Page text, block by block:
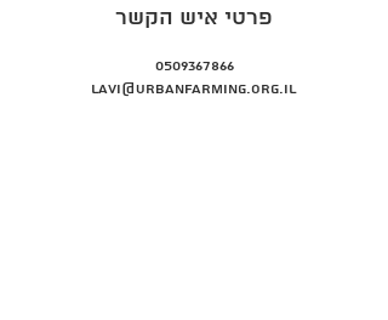
פרטי איש הקשר
0509367866
Lavi@urbanfarming.org.il